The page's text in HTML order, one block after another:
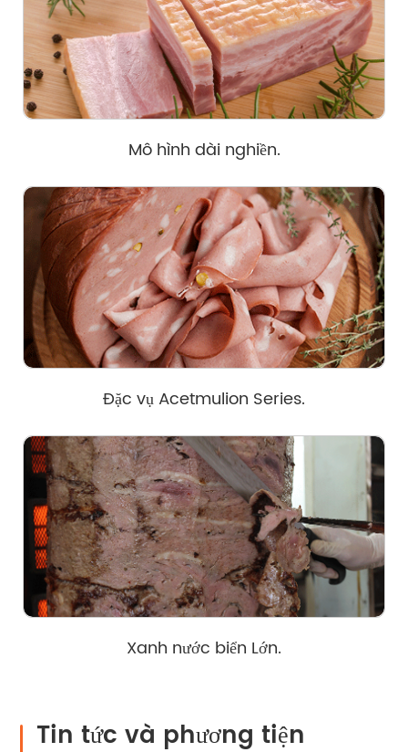
Mô hình dài nghiền.
Đặc vụ Acetmulion Series.
Xanh nước biển Lớn.
Tin tức và phương tiện